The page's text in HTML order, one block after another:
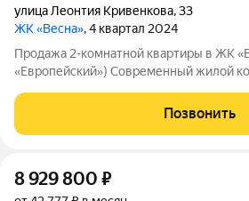
улица Леонтия Кривенкова,33
ЖК «Весна», 4 квартал 2024
Продажа 2-комнатной квартиры в ЖК
«Европейский») Современный жилой комплекс с продуманной
возможность реализовать свой дизайн Удобная планировка:
комнаты 18 и 12 кв.м.
Позвонить
8 929 800 ₽